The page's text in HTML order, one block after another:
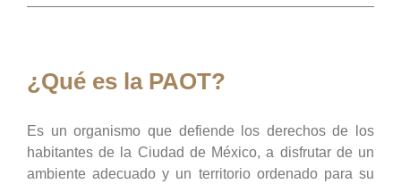
¿Qué es la PAOT?
Es un organismo que defiende los derechos de los
habitantes de la Ciudad de México, a disfrutar de un
ambiente adecuado y un territorio ordenado para su